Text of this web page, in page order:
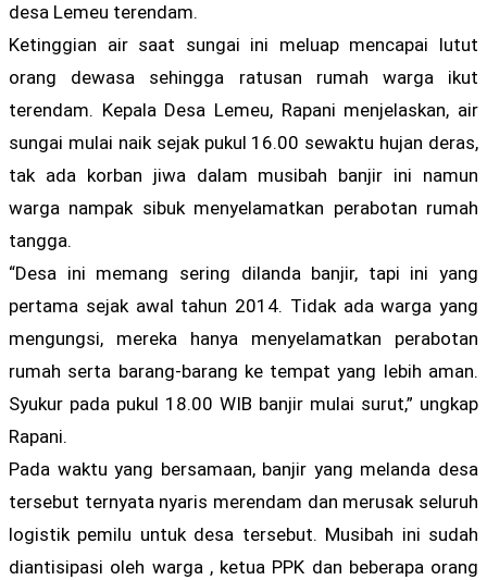
desa Lemeu terendam.
Ketinggian air saat sungai ini meluap mencapai lutut
orang dewasa sehingga ratusan rumah warga ikut
terendam. Kepala Desa Lemeu, Rapani menjelaskan, air
sungai mulai naik sejak pukul 16.00 sewaktu hujan deras,
tak ada korban jiwa dalam musibah banjir ini namun
warga nampak sibuk menyelamatkan perabotan rumah
tangga.
“Desa ini memang sering dilanda banjir, tapi ini yang
pertama sejak awal tahun 2014. Tidak ada warga yang
mengungsi, mereka hanya menyelamatkan perabotan
rumah serta barang-barang ke tempat yang lebih aman.
Syukur pada pukul 18.00 WIB banjir mulai surut,” ungkap
Rapani.
Pada waktu yang bersamaan, banjir yang melanda desa
tersebut ternyata nyaris merendam dan merusak seluruh
logistik pemilu untuk desa tersebut. Musibah ini sudah
diantisipasi oleh warga , ketua PPK dan beberapa orang